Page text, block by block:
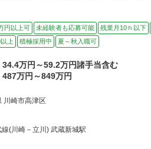
円以上可 未経験者も応募可能 残業月10ｈ以下
上
積極採用中 夏～秋入職可
34.4万円～59.2万円諸手当含む
487万円～849万円
川崎市高津区
線(川崎－立川) 武蔵新城駅